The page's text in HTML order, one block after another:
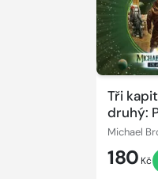
Tři
druhý:
Michael
180 Kč